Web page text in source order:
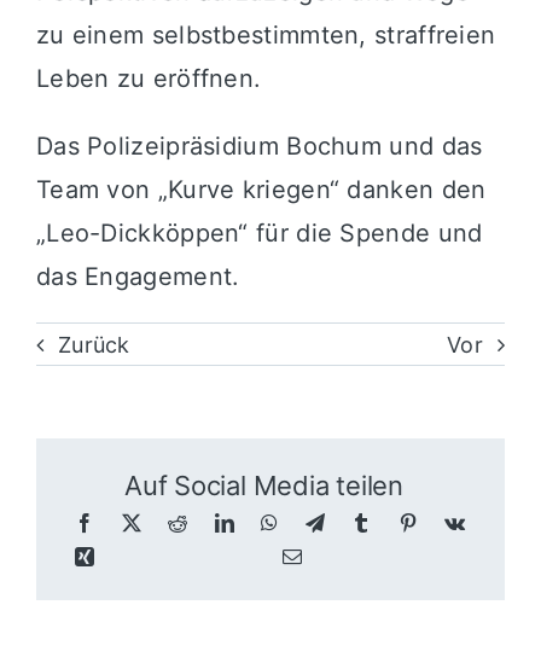
zu einem selbstbestimmten, straffreien
Leben zu eröffnen.
Das Polizeipräsidium Bochum und das
Team von „Kurve kriegen“ danken den
„Leo-Dickköppen“ für die Spende und
das Engagement.
Zurück Vor
Auf Social Media teilen